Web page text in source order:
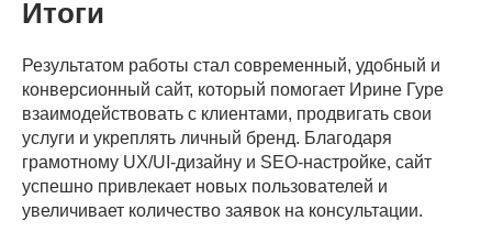
Итоги
Результатом работы стал современный, удобный и
конверсионный сайт, который помогает Ирине Гуре
взаимодействовать с клиентами, продвигать свои
услуги и укреплять личный бренд. Благодаря
грамотному UX/UI-дизайну и SEO-настройке, сайт
успешно привлекает новых пользователей и
увеличивает количество заявок на консультации.